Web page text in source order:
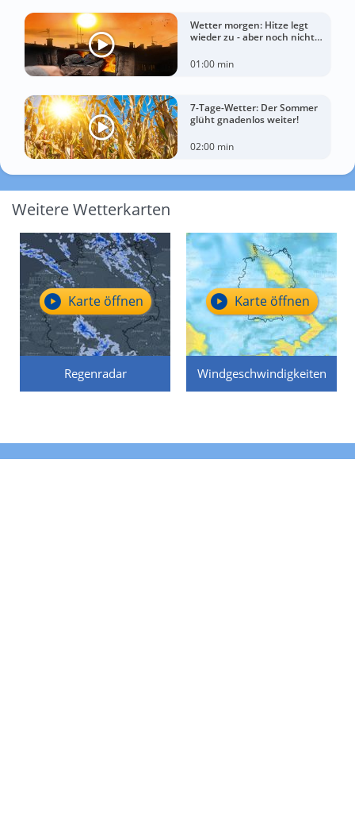
Wetter morgen: Hitze legt
wieder zu - aber noch nicht
01:00 min
7-Tage-Wetter: Der Sommer
glüht gnadenlos weiter!
02:00 min
Weitere Wetterkarten
Regenradar
Karte öffnen
Windgeschwindigkeiten
Karte öffnen